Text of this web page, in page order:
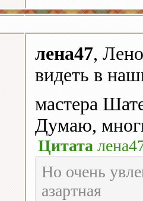
лена47,
видеть в
мастера
Думаю,
Цитата
Но очень
азартная